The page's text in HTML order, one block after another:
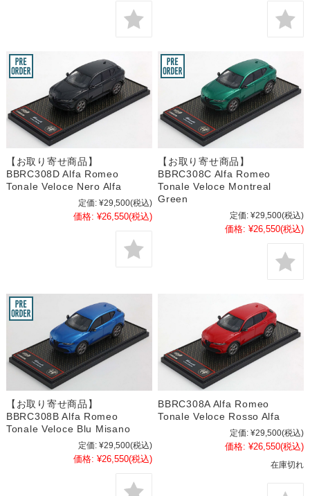
【お取り寄せ商品】
BBRC308D Alfa Romeo
Tonale Veloce Nero Alfa
定価: ¥29,500(税込)
価格: ¥26,550(税込)
【お取り寄せ商品】
BBRC308C Alfa Romeo
Tonale Veloce Montreal
Green
定価: ¥29,500(税込)
価格: ¥26,550(税込)
【お取り寄せ商品】
BBRC308B Alfa Romeo
Tonale Veloce Blu Misano
定価: ¥29,500(税込)
価格: ¥26,550(税込)
BBRC308A Alfa Romeo
Tonale Veloce Rosso Alfa
定価: ¥29,500(税込)
価格: ¥26,550(税込)
在庫切れ